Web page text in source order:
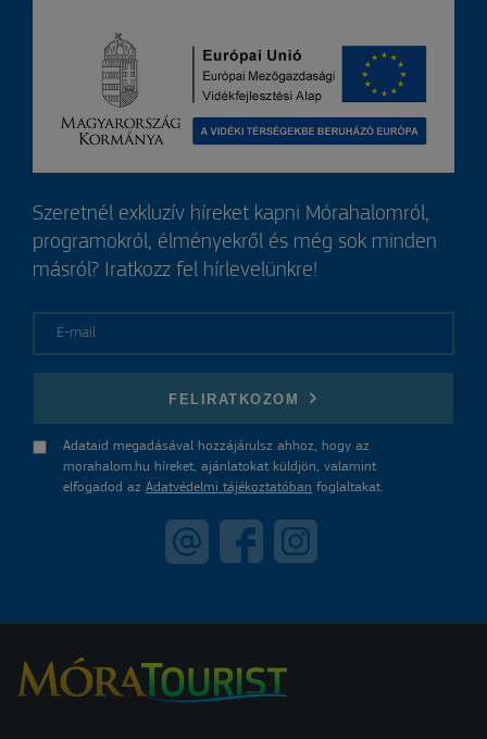
Szeretnél exkluzív híreket kapni Mórahalomról,
programokról, élményekről és még sok minden
másról? Iratkozz fel hírlevelünkre!
FELIRATKOZOM
Adataid megadásával hozzájárulsz ahhoz, hogy az
morahalom.hu híreket, ajánlatokat küldjön, valamint
elfogadod az Adatvédelmi tájékoztatóban foglaltakat.